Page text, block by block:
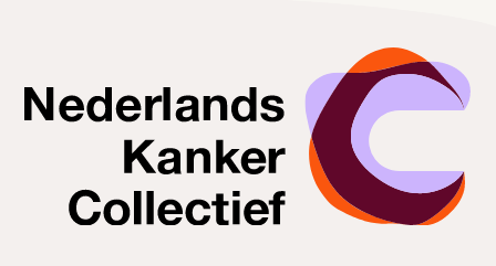
Nederlands Kanker Collectief, terug naar de homepagina